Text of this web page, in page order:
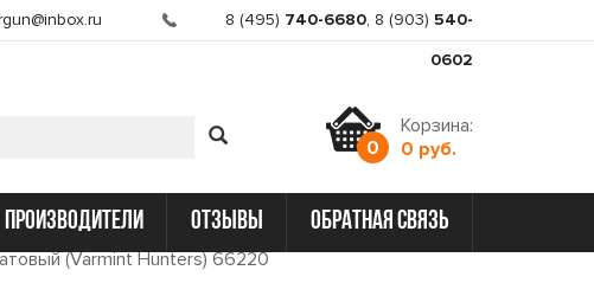
8 (495) 740-6680, 8 (903) 540-
0602
0
Корзина:
0 руб.
производители отзывы обратная связь
(Varmint Hunters) 66220